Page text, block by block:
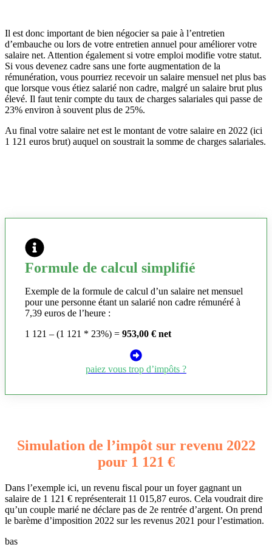
Il est donc important de bien négocier sa paie à l’entretien
d’embauche ou lors de votre entretien annuel pour améliorer votre
salaire net. Attention également si votre emploi modifie votre statut.
Si vous devenez cadre sans une forte augmentation de la
rémunération, vous pourriez recevoir un salaire mensuel net plus bas
que lorsque vous étiez salarié non cadre, malgré un salaire brut plus
élevé. Il faut tenir compte du taux de charges salariales qui passe de
23% environ à souvent plus de 25%.
Au final votre salaire net est le montant de votre salaire en 2022 (ici
1 121 euros brut) auquel on soustrait la somme de charges salariales.
Formule de calcul simplifié
Exemple de la formule de calcul d’un salaire net mensuel
pour une personne étant un salarié non cadre rémunéré à
7,39 euros de l’heure :
1 121 – (1 121 * 23%) = 953,00 € net
paiez vous trop d’impôts ?
Simulation de l’impôt sur revenu 2022
pour 1 121 €
Dans l’exemple ici, un revenu fiscal pour un foyer gagnant un
salaire de 1 121 € représenterait 11 015,87 euros. Cela voudrait dire
qu’un couple marié ne déclare pas de 2e rentrée d’argent. On prend
le barème d’imposition 2022 sur les revenus 2021 pour l’estimation.
bas